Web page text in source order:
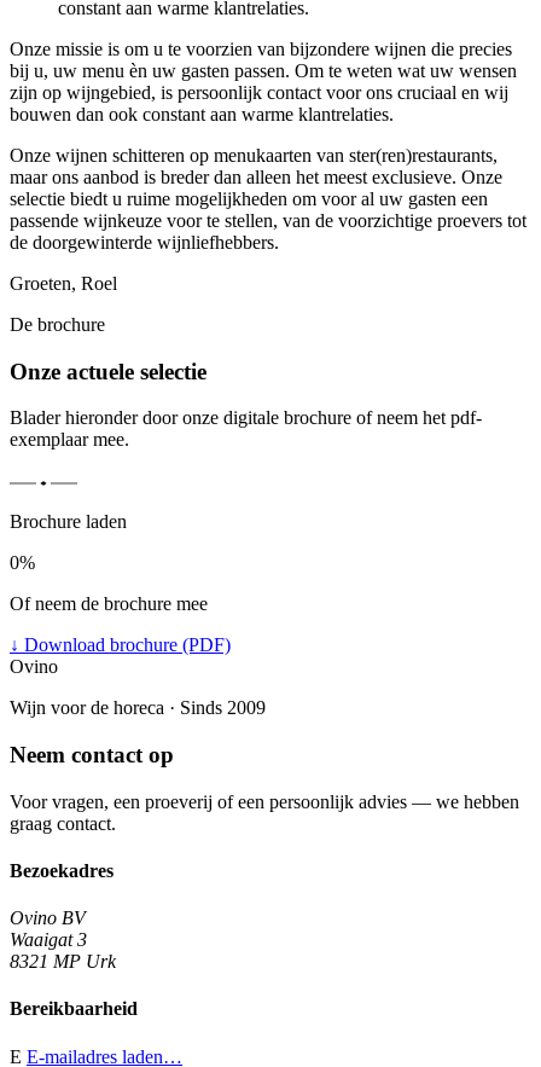
constant aan warme klantrelaties.
Onze missie is om u te voorzien van bijzondere wijnen die precies
bij u, uw menu èn uw gasten passen. Om te weten wat uw wensen
zijn op wijngebied, is persoonlijk contact voor ons cruciaal en wij
bouwen dan ook constant aan warme klantrelaties.
Onze wijnen schitteren op menukaarten van ster(ren)restaurants,
maar ons aanbod is breder dan alleen het meest exclusieve. Onze
selectie biedt u ruime mogelijkheden om voor al uw gasten een
passende wijnkeuze voor te stellen, van de voorzichtige proevers tot
de doorgewinterde wijnliefhebbers.
Groeten, Roel
De brochure
Onze actuele selectie
Blader hieronder door onze digitale brochure of neem het pdf-
exemplaar mee.
Brochure laden
0%
Of neem de brochure mee
↓ Download brochure (PDF)
Ovino
Wijn voor de horeca · Sinds 2009
Neem contact op
Voor vragen, een proeverij of een persoonlijk advies — we hebben
graag contact.
Bezoekadres
Ovino BV
Waaigat 3
8321 MP Urk
Bereikbaarheid
E E-mailadres laden…